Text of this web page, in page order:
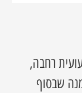
רחבה,
שבסוף